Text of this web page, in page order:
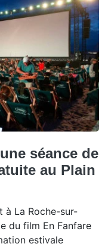
séance de
au Plain
à La Roche-sur-
du film En Fanfare
estivale